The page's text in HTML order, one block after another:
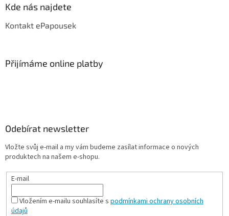
Kde nás najdete
Kontakt ePapousek
Přijímáme online platby
Odebírat newsletter
Vložte svůj e-mail a my vám budeme zasílat informace o nových
produktech na našem e-shopu.
E-mail
Vložením e-mailu souhlasíte s podmínkami ochrany osobních
údajů